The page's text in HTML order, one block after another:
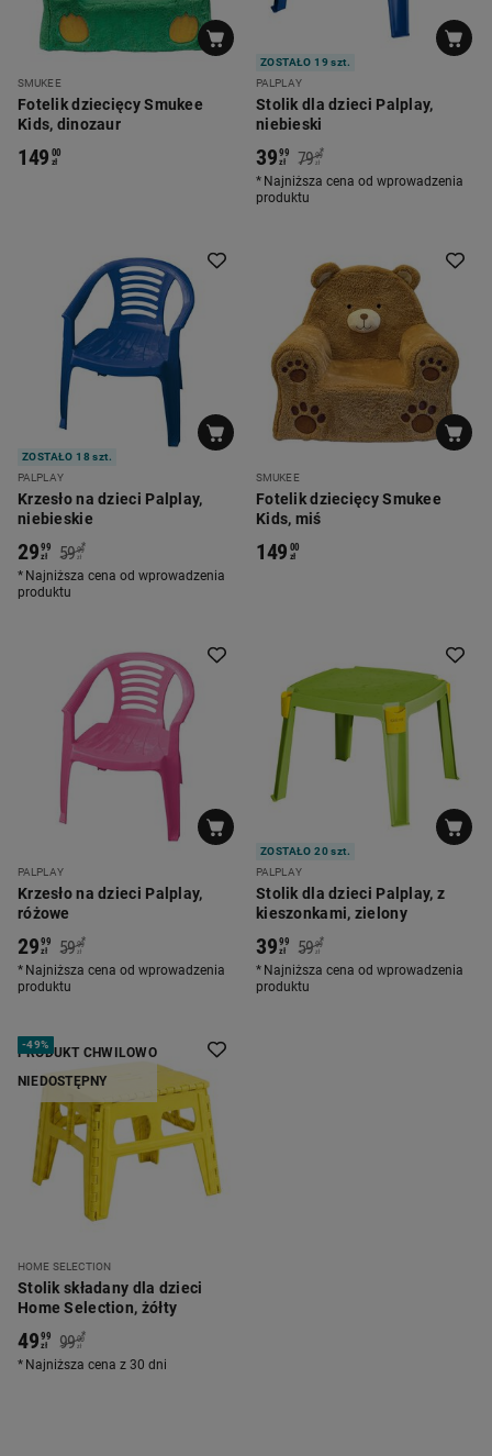
SMUKEE
Fotelik dziecięcy Smukee
Kids, dinozaur
149 00
zł
ZOSTAŁO 19 szt.
PALPLAY
Stolik dla dzieci Palplay,
niebieski
3999
zł 79 99
zł
*
Najniższa cena od wprowadzenia
produktu
ZOSTAŁO 18 szt.
PALPLAY
Krzesło na dzieci Palplay,
niebieskie
2999
zł 59 99
zł
*
Najniższa cena od wprowadzenia
produktu
SMUKEE
Fotelik dziecięcy Smukee
Kids, miś
149 00
zł
PALPLAY
Krzesło na dzieci Palplay,
różowe
2999
zł 59 99
zł
*
Najniższa cena od wprowadzenia
produktu
ZOSTAŁO 20 szt.
PALPLAY
Stolik dla dzieci Palplay, z
kieszonkami, zielony
3999
zł 59 99
zł
*
Najniższa cena od wprowadzenia
produktu
PRODUKT CHWILOWO
NIEDOSTĘPNY
-49%
HOME SELECTION
Stolik składany dla dzieci
Home Selection, żółty
4999
zł 99 00
zł
*
Najniższa cena z 30 dni